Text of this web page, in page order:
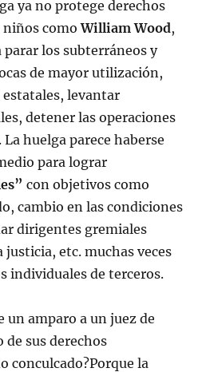
ya no protege derechos
niños comoWilliam Wood,
parar los subterráneos y
de mayor utilización,
levantar
detener las operaciones
huelga parece haberse
para lograr
con objetivos como
cambio en las condiciones
dirigentes gremiales
etc. muchas veces
individuales de terceros.
un amparo a un juez de
sus derechos
conculcado?Porque la